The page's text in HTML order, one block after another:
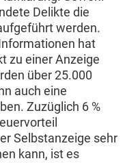
Delikte die
werden.
hat
zu einer Anzeige
über 25.000
auch eine
Zuzüglich 6 %
Selbstanzeige sehr
kann, ist es